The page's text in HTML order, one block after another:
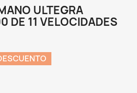
ULTEGRA
DE 11 VELOCIDADES